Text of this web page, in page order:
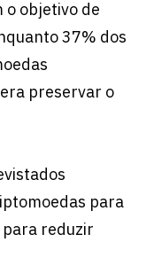
o objetivo de
37% dos
preservar o
para
reduzir